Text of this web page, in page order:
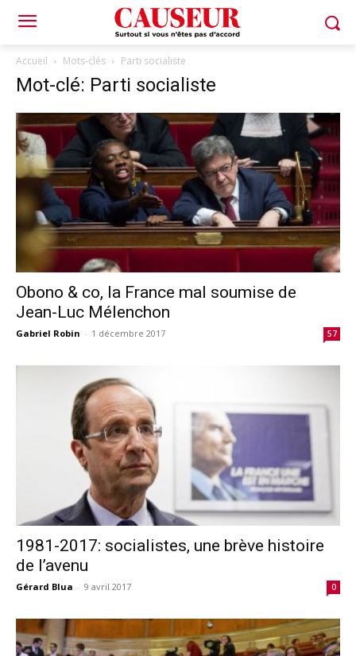
Accueil Mots-clés Parti socialiste
Mot-clé: Parti socialiste
Obono & co, la France mal soumise de
Jean-Luc Mélenchon
Gabriel Robin - 1 décembre 2017 57
1981-2017: socialistes, une brève histoire
de l’avenu
Gérard Blua - 9 avril 2017 0